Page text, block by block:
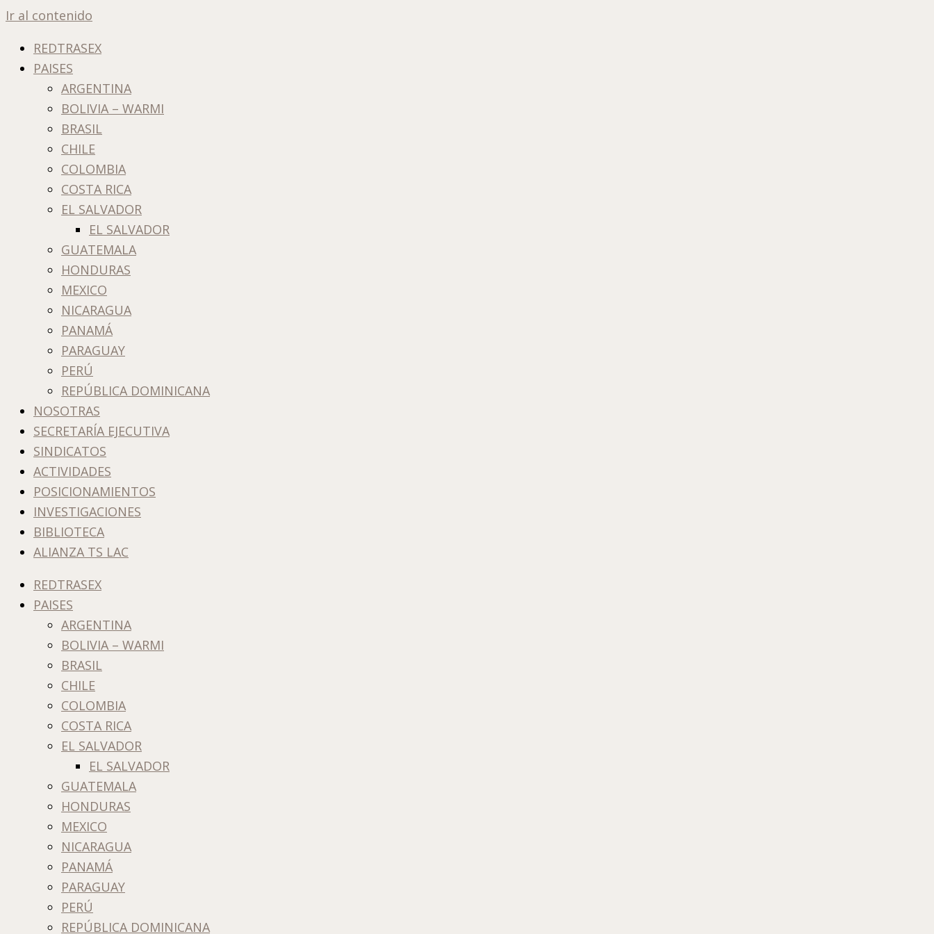
Ir al contenido
REDTRASEX
PAISES
ARGENTINA
BOLIVIA – WARMI
BRASIL
CHILE
COLOMBIA
COSTA RICA
EL SALVADOR
EL SALVADOR
GUATEMALA
HONDURAS
MEXICO
NICARAGUA
PANAMÁ
PARAGUAY
PERÚ
REPÚBLICA DOMINICANA
NOSOTRAS
SECRETARÍA EJECUTIVA
SINDICATOS
ACTIVIDADES
POSICIONAMIENTOS
INVESTIGACIONES
BIBLIOTECA
ALIANZA TS LAC
REDTRASEX
PAISES
ARGENTINA
BOLIVIA – WARMI
BRASIL
CHILE
COLOMBIA
COSTA RICA
EL SALVADOR
EL SALVADOR
GUATEMALA
HONDURAS
MEXICO
NICARAGUA
PANAMÁ
PARAGUAY
PERÚ
REPÚBLICA DOMINICANA